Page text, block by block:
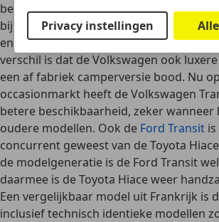
belangrijke concurrent is de
bij iedere modelgeneratie in hetzelfde
en die vergelijkbare uitvoeringen bood.
verschil is dat de Volkswagen ook
een af fabriek camperversie bood. Nu
occasionmarkt heeft de Volkswagen
betere beschikbaarheid, zeker wanneer
oudere modellen. Ook de Ford Transit
concurrent geweest van de Toyota
de modelgeneratie is de Ford Transit
daarmee is de Toyota Hiace weer
Een vergelijkbaar model uit Frankrijk is
inclusief technisch identieke modellen
Privacy instellingen